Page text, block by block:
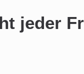
jeder